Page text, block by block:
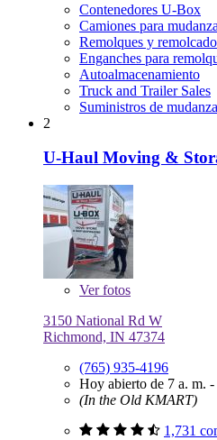
Contenedores U-Box
Camiones para mudanza
Remolques y remolcado
Enganches para
Autoalmacenamiento
Truck and Trailer Sales
Suministros de mudanza
2
U-Haul Moving &
Verfotos
3150 National Rd W
Richmond, IN 47374
(765) 935-4196
Hoy abierto de 7 a. m. -
(In the Old KMART)
1,731